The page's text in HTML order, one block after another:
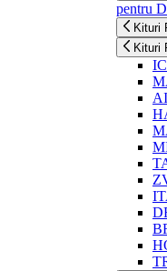
pentru
Kituri
Kituri